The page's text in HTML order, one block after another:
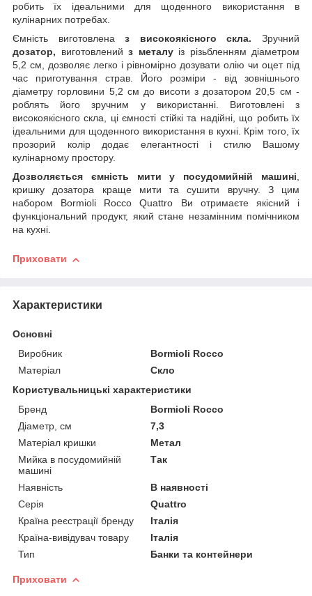
робить їх ідеальними для щоденного використання в
кулінарних потребах.
Ємність виготовленаз високоякісного скла.Зручний
дозатор, виготовлений з металуіз різьбленням діаметром
5,2 см, дозволяє легко і рівномірно дозувати олію чи оцет під
час приготування страв. Його розміри - від зовнішнього
діаметру горловини 5,2 см до висоти з дозатором 20,5 см -
роблять його зручним у використанні. Виготовлені з
високоякісного скла, ці ємності стійкі та надійні, що робить їх
ідеальними для щоденного використання в кухні. Крім того, їх
прозорий колір додає елегантності і стилю Вашому
кулінарному простору.
Дозволяється ємність мити у посудомийній машині,
кришку дозатора краще мити та сушити вручну. З цим
набором Bormioli Rocco Quattro Ви отримаєте якісний і
функціональний продукт, який стане незамінним помічником
на кухні.
Приховати
Характеристики
Основні
Виробник
Bormioli Rocco
Матеріал
Скло
Користувальницькі характеристики
Бренд
Bormioli Rocco
Діаметр, см
7,3
Матеріал кришки
Метал
Мийка в посудомийній
машині
Так
Наявність
В наявності
Серія
Quattro
Країна реєстрації бренду
Італія
Країна-вивідувач товару
Італія
Тип
Банки та контейнери
Приховати